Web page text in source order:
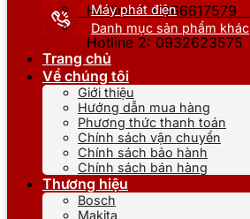
Hotline 1: 0866617579
Hotline 2: 0932623575
Máy phát điện
Danh mục sản phẩm khác
Trang chủ
Về chúng tôi
Giới thiệu
Hướng dẫn mua hàng
Phương thức thanh toán
Chính sách vận chuyển
Chính sách bảo hành
Chính sách bán hàng
Thương hiệu
Bosch
Makita